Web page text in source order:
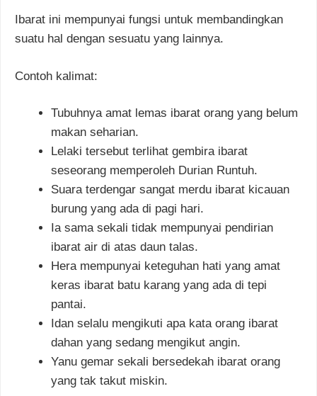
Ibarat ini mempunyai fungsi untuk membandingkan
suatu hal dengan sesuatu yang lainnya.
Contoh kalimat:
Tubuhnya amat lemas ibarat orang yang belum
makan seharian.
Lelaki tersebut terlihat gembira ibarat
seseorang memperoleh Durian Runtuh.
Suara terdengar sangat merdu ibarat kicauan
burung yang ada di pagi hari.
Ia sama sekali tidak mempunyai pendirian
ibarat air di atas daun talas.
Hera mempunyai keteguhan hati yang amat
keras ibarat batu karang yang ada di tepi
pantai.
Idan selalu mengikuti apa kata orang ibarat
dahan yang sedang mengikut angin.
Yanu gemar sekali bersedekah ibarat orang
yang tak takut miskin.